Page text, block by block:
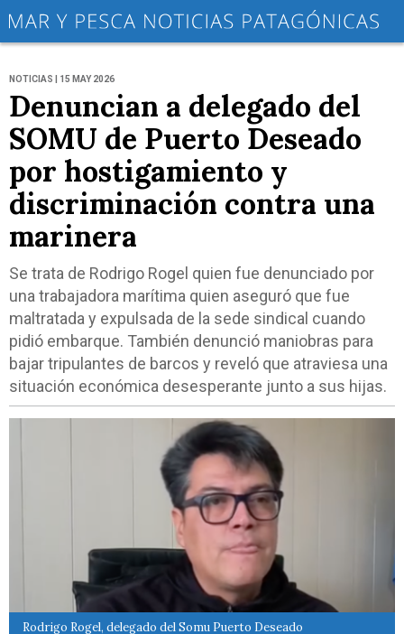
NOTICIAS | 15 MAY 2026
Denuncian a delegado del
SOMU de Puerto Deseado
por hostigamiento y
discriminación contra una
marinera
Se trata de Rodrigo Rogel quien fue denunciado por
una trabajadora marítima quien aseguró que fue
maltratada y expulsada de la sede sindical cuando
pidió embarque. También denunció maniobras para
bajar tripulantes de barcos y reveló que atraviesa una
situación económica desesperante junto a sus hijas.
Rodrigo Rogel, delegado del Somu Puerto Deseado